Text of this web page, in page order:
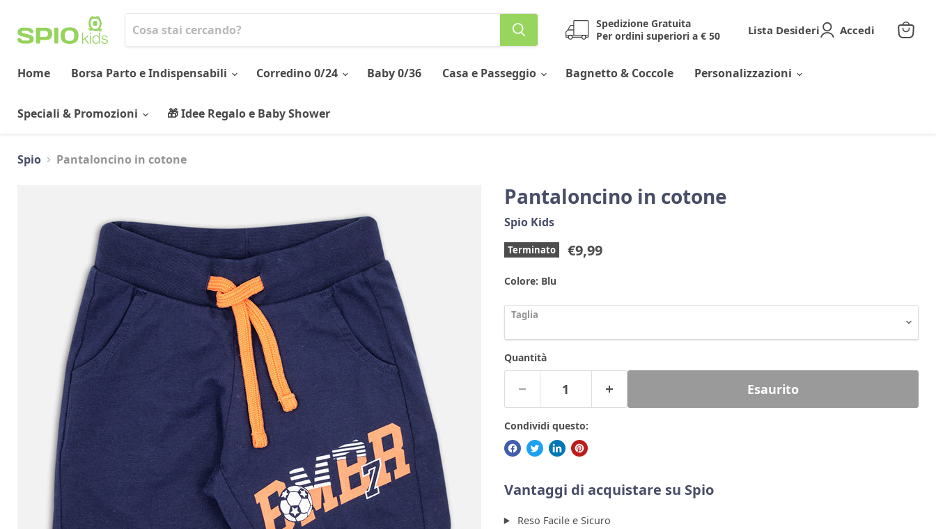
Spedizione Gratuita
Per ordini superiori a € 50
Lista Desideri Accedi
Home Borsa Parto e Indispensabili Corredino 0/24 Baby 0/36 Casa e Passeggio Bagnetto & Coccole Personalizzazioni
Speciali & Promozioni 🎁 Idee Regalo e Baby Shower
Spio Pantaloncino in cotone
Pantaloncino in cotone
Spio Kids
Terminato Prezzo corrente
€9,99
Colore: Blu
Taglia
Quantità
Esaurito
Condividi questo:
Vantaggi di acquistare su Spio
Reso Facile e Sicuro